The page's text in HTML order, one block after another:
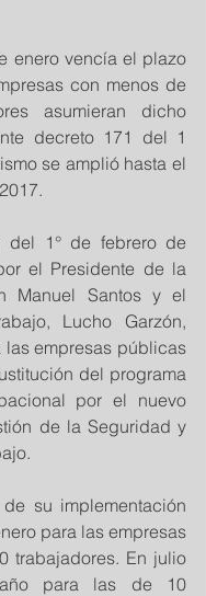
enero vencía el plazo
con menos de
asumieran dicho
decreto 171 del 1
se amplió hasta el
del 1° de febrero de
el Presidente de la
Manuel Santos y el
Lucho Garzón,
las empresas públicas
del programa
por el nuevo
de la Seguridad y
su implementación
para las empresas
trabajadores. En julio
para las de 10